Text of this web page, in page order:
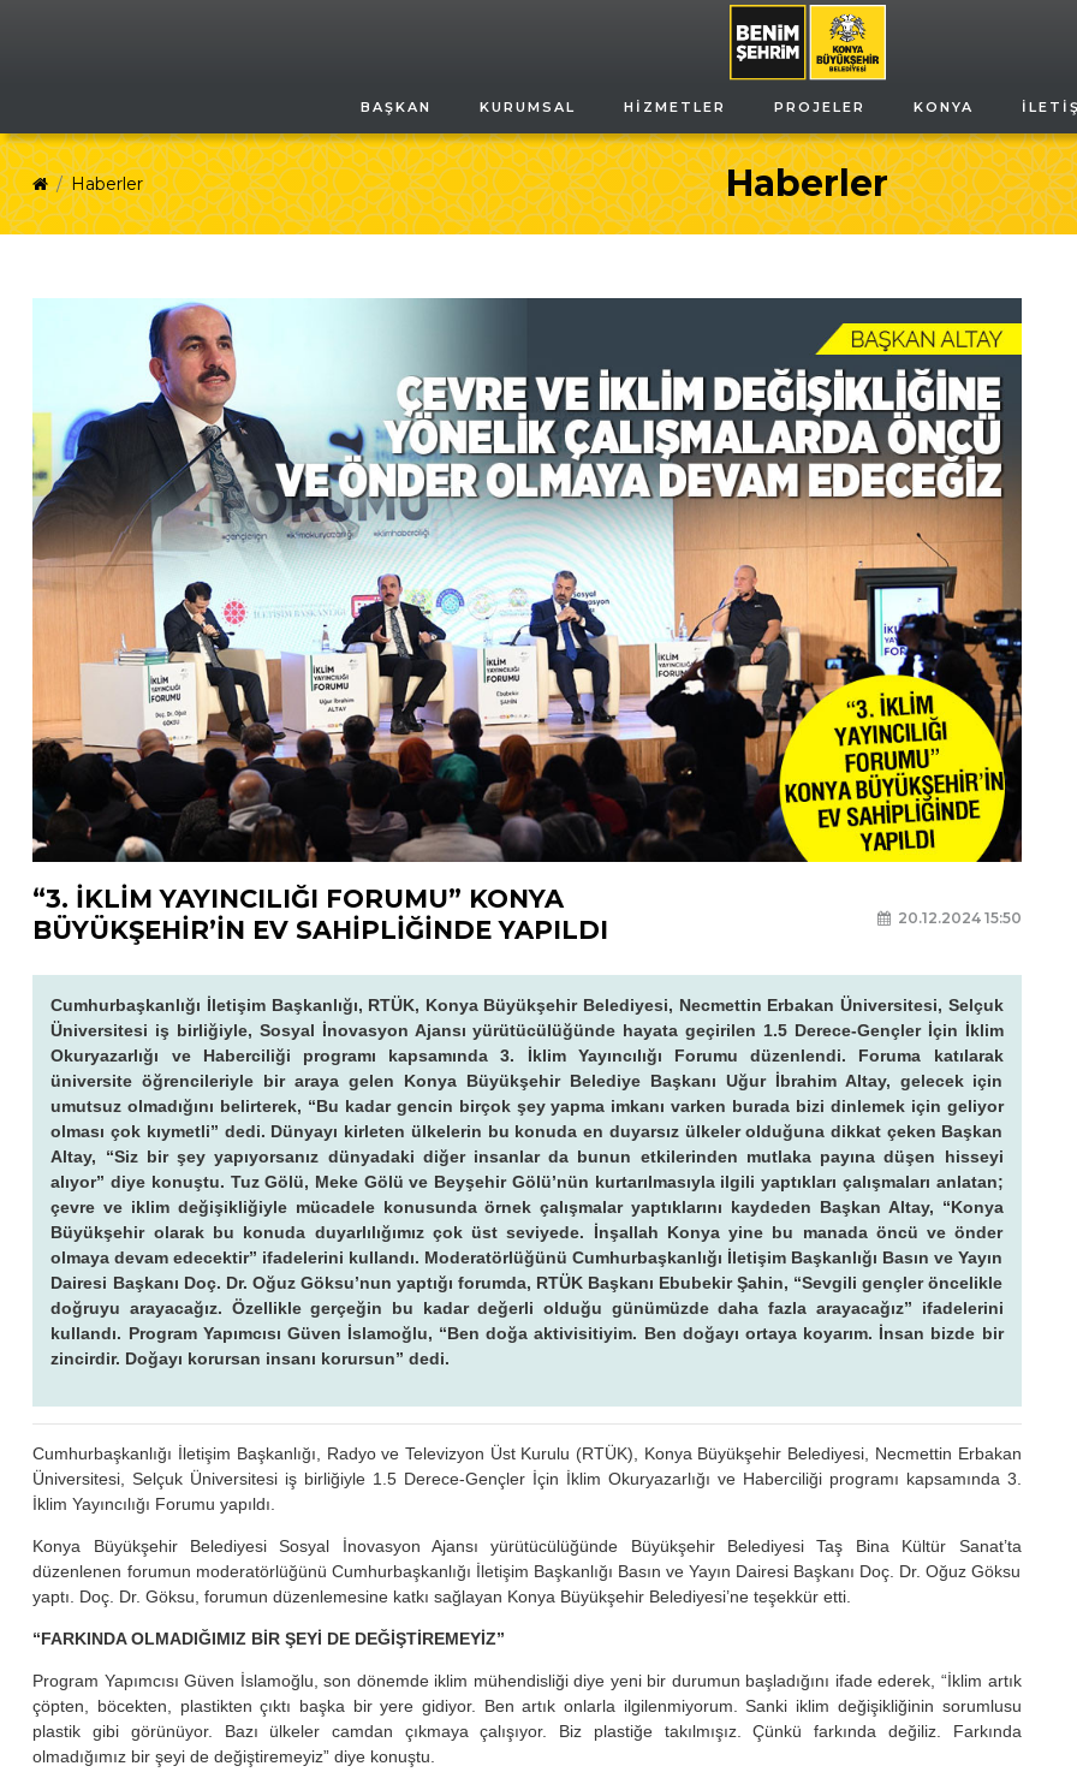
BAŞKAN KURUMSAL HIZMETLER PROJELER KONYA
Haberler
Haberler
“3. İKLİM YAYINCILIĞI FORUMU” KONYA
BÜYÜKŞEHİR’İN EV SAHİPLİĞİNDE YAPILDI
20.12.2024 15:50
Cumhurbaşkanlığı İletişim Başkanlığı, RTÜK, Konya Büyükşehir Belediyesi, Necmettin Erbakan Üniversitesi, Selçuk
Üniversitesi iş birliğiyle, Sosyal İnovasyon Ajansı yürütücülüğünde hayata geçirilen 1.5 Derece-Gençler İçin İklim
Okuryazarlığı ve Haberciliği programı kapsamında 3. İklim Yayıncılığı Forumu düzenlendi. Foruma katılarak
üniversite öğrencileriyle bir araya gelen Konya Büyükşehir Belediye Başkanı Uğur İbrahim Altay, gelecek için
umutsuz olmadığını belirterek, “Bu kadar gencin birçok şey yapma imkanı varken burada bizi dinlemek için geliyor
olması çok kıymetli” dedi. Dünyayı kirleten ülkelerin bu konuda en duyarsız ülkeler olduğuna dikkat çeken Başkan
Altay, “Siz bir şey yapıyorsanız dünyadaki diğer insanlar da bunun etkilerinden mutlaka payına düşen hisseyi
alıyor” diye konuştu. Tuz Gölü, Meke Gölü ve Beyşehir Gölü’nün kurtarılmasıyla ilgili yaptıkları çalışmaları anlatan;
çevre ve iklim değişikliğiyle mücadele konusunda örnek çalışmalar yaptıklarını kaydeden Başkan Altay, “Konya
Büyükşehir olarak bu konuda duyarlılığımız çok üst seviyede. İnşallah Konya yine bu manada öncü ve önder
olmaya devam edecektir” ifadelerini kullandı. Moderatörlüğünü Cumhurbaşkanlığı İletişim Başkanlığı Basın ve Yayın
Dairesi Başkanı Doç. Dr. Oğuz Göksu’nun yaptığı forumda, RTÜK Başkanı Ebubekir Şahin, “Sevgili gençler öncelikle
doğruyu arayacağız. Özellikle gerçeğin bu kadar değerli olduğu günümüzde daha fazla arayacağız” ifadelerini
kullandı. Program Yapımcısı Güven İslamoğlu, “Ben doğa aktivisitiyim. Ben doğayı ortaya koyarım. İnsan bizde bir
zincirdir. Doğayı korursan insanı korursun” dedi.
Cumhurbaşkanlığı İletişim Başkanlığı, Radyo ve Televizyon Üst Kurulu (RTÜK), Konya Büyükşehir Belediyesi, Necmettin Erbakan
Üniversitesi, Selçuk Üniversitesi iş birliğiyle 1.5 Derece-Gençler İçin İklim Okuryazarlığı ve Haberciliği programı kapsamında 3.
İklim Yayıncılığı Forumu yapıldı.
Konya Büyükşehir Belediyesi Sosyal İnovasyon Ajansı yürütücülüğünde Büyükşehir Belediyesi Taş Bina Kültür Sanat’ta
düzenlenen forumun moderatörlüğünü Cumhurbaşkanlığı İletişim Başkanlığı Basın ve Yayın Dairesi Başkanı Doç. Dr. Oğuz Göksu
yaptı. Doç. Dr. Göksu, forumun düzenlemesine katkı sağlayan Konya Büyükşehir Belediyesi’ne teşekkür etti.
“FARKINDA OLMADIĞIMIZ BİR ŞEYİ DE DEĞİŞTİREMEYİZ”
Program Yapımcısı Güven İslamoğlu, son dönemde iklim mühendisliği diye yeni bir durumun başladığını ifade ederek, “İklim artık
çöpten, böcekten, plastikten çıktı başka bir yere gidiyor. Ben artık onlarla ilgilenmiyorum. Sanki iklim değişikliğinin sorumlusu
plastik gibi görünüyor. Bazı ülkeler camdan çıkmaya çalışıyor. Biz plastiğe takılmışız. Çünkü farkında değiliz. Farkında
olmadığımız bir şeyi de değiştiremeyiz” diye konuştu.